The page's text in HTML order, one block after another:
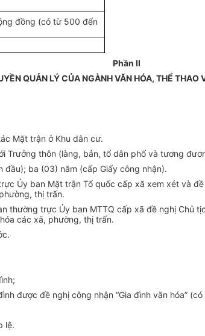
đồng (có từ 500 đến
Phần II
QUẢN LÝ CỦA NGÀNH VĂN HÓA, THỂ
Mặt trận ở Khu dân cư.
thôn (làng, bản, tổ dân phố và tương
đầu); ba (03) năm (cấp Giấy công nhận).
Ủy ban Mặt trận Tổ quốc cấp xã xem xét và
thị trấn.
thường trực Ủy ban MTTQ cấp xã đề nghị Chủ
các xã, phường, thị trấn.
được đề nghị công nhận “Gia đình văn hóa”
lệ.